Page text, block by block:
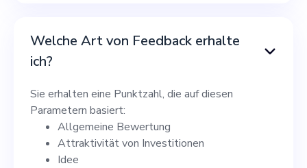
Welche Art von Feedback erhalte
ich?
Sie erhalten eine Punktzahl, die auf diesen
Parametern basiert:
Allgemeine Bewertung
Attraktivität von Investitionen
Idee